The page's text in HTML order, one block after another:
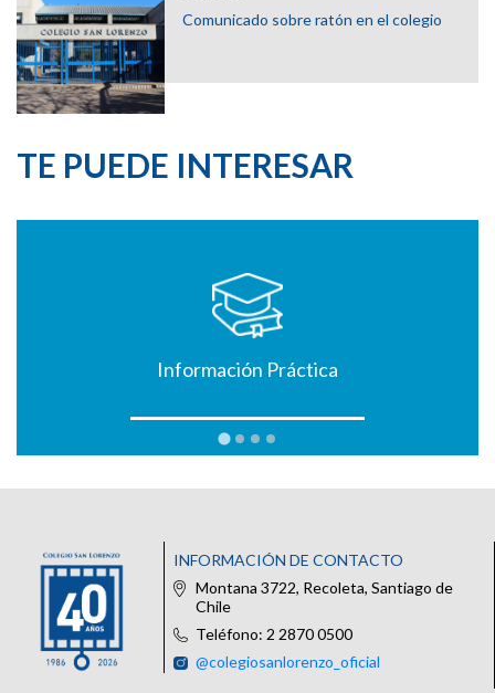
Comunicado sobre ratón en el colegio
TE PUEDE INTERESAR
Información Práctica
INFORMACIÓN DE CONTACTO
Montana 3722, Recoleta, Santiago de
Chile
Teléfono: 2 2870 0500
@colegiosanlorenzo_oficial